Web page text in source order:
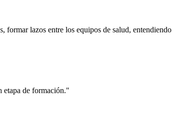
formar lazos entre los equipos de salud, entendiendo
etapa de formación."